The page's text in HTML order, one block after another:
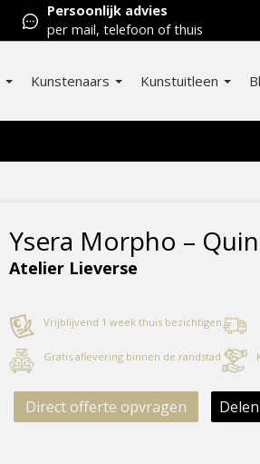
Persoonlijk advies
per mail, telefoon of thuis
Kunstenaars Kunstuitleen
Ysera Morpho –
Atelier Lieverse
Vrijblijvend 1 week thuis bezichtigen
Gratis aflevering binnen de randstad
Direct offerte opvragen Delen